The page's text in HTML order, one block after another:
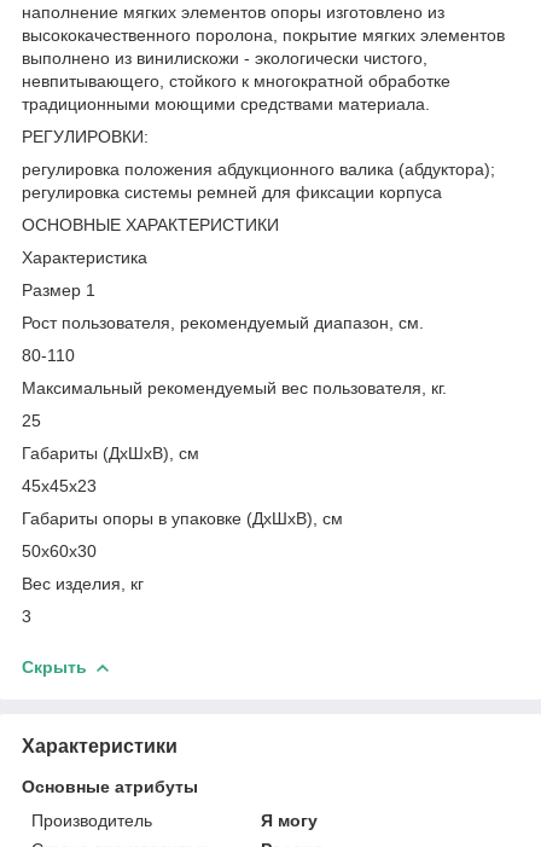
наполнение мягких элементов опоры изготовлено из
высококачественного поролона, покрытие мягких элементов
выполнено из винилискожи - экологически чистого,
невпитывающего, стойкого к многократной обработке
традиционными моющими средствами материала.
РЕГУЛИРОВКИ:
регулировка положения абдукционного валика (абдуктора);
регулировка системы ремней для фиксации корпуса
ОСНОВНЫЕ ХАРАКТЕРИСТИКИ
Характеристика
Размер 1
Рост пользователя, рекомендуемый диапазон, см.
80-110
Максимальный рекомендуемый вес пользователя, кг.
25
Габариты (ДхШхВ), см
45х45х23
Габариты опоры в упаковке (ДхШхВ), см
50х60х30
Вес изделия, кг
3
Скрыть
Характеристики
Основные атрибуты
Производитель
Я могу